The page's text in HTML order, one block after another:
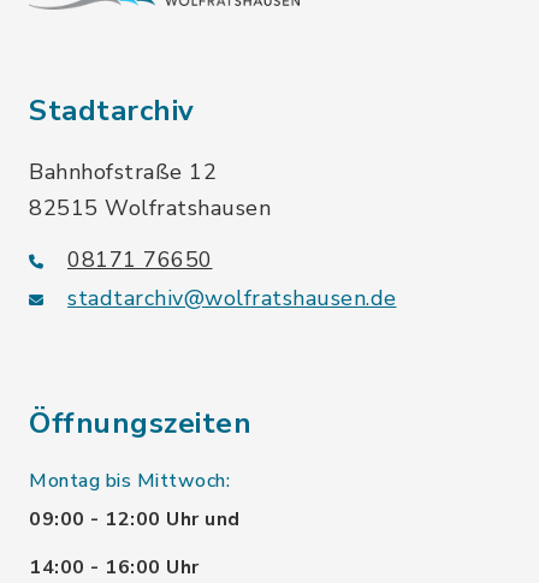
Stadtarchiv
Bahnhofstraße 12
82515 Wolfratshausen
08171 76650
stadtarchiv@wolfratshausen.de
Öffnungszeiten
Montag bis Mittwoch:
09:00 - 12:00 Uhr und
14:00 - 16:00 Uhr